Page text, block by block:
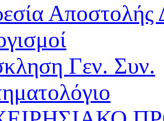
Αποστολής
Γεν. Συν.